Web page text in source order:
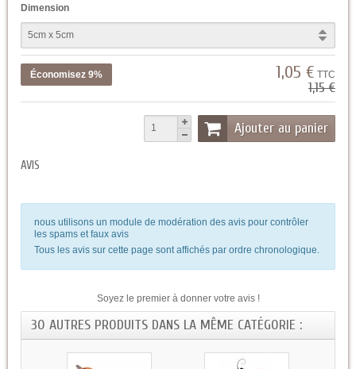
Dimension
Économisez 9% 1,05 € TTC
1,15 €
Ajouter au panier
AVIS
nous utilisons un module de modération des avis pour contrôler
les spams et faux avis
Tous les avis sur cette page sont affichés par ordre chronologique.
Soyez le premier à donner votre avis !
30 AUTRES PRODUITS DANS LA MÊME CATÉGORIE :